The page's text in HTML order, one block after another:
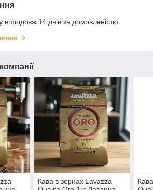
впродовж 14 днів за домовленістю
Кава в зернах Lavazza